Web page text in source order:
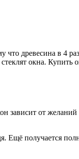
древесина в 4
окна. Купить
зависит от
Ещё получается